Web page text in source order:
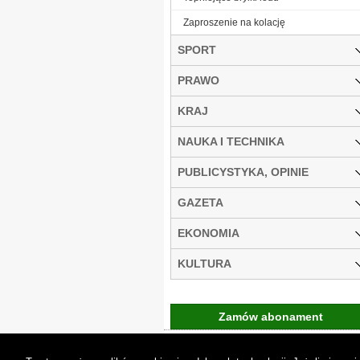
Zaproszenie na kolację
SPORT
PRAWO
KRAJ
NAUKA I TECHNIKA
PUBLICYSTYKA, OPINIE
GAZETA
EKONOMIA
KULTURA
Zamów abonament